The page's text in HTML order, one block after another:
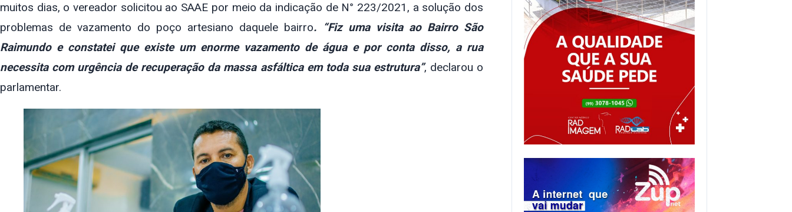
muitos dias, o vereador solicitou ao SAAE por meio da indicação de N° 223/2021, a solução dos
problemas de vazamento do poço artesiano daquele bairro. “Fiz uma visita ao Bairro São
Raimundo e constatei que existe um enorme vazamento de água e por conta disso, a rua
necessita com urgência de recuperação da massa asfáltica em toda sua estrutura”, declarou o
parlamentar.